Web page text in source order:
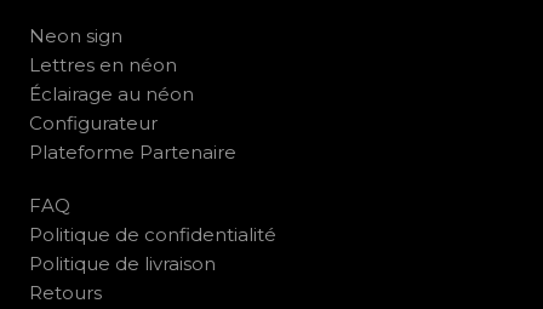
Neon sign
Lettres en néon
Éclairage au néon
Configurateur
Plateforme Partenaire
FAQ
Politique de confidentialité
Politique de livraison
Retours